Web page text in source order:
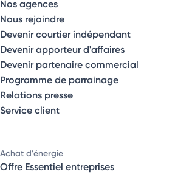
Nos agences
Nous rejoindre
Devenir courtier indépendant
Devenir apporteur d'affaires
Devenir partenaire commercial
Programme de parrainage
Relations presse
Service client
Achat d'énergie
Offre Essentiel entreprises